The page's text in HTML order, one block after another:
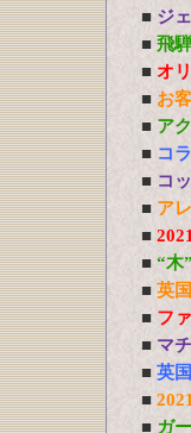
■ ジ
■ 飛
■ オ
■ お
■ ア
■ コ
■ コ
■ ア
■
■ “木
■ 英
■ フ
■ マ
■ 英
■
■ ガ